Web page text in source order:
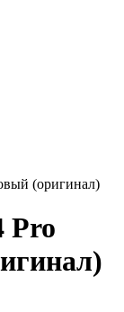
(оригинал)
Pro